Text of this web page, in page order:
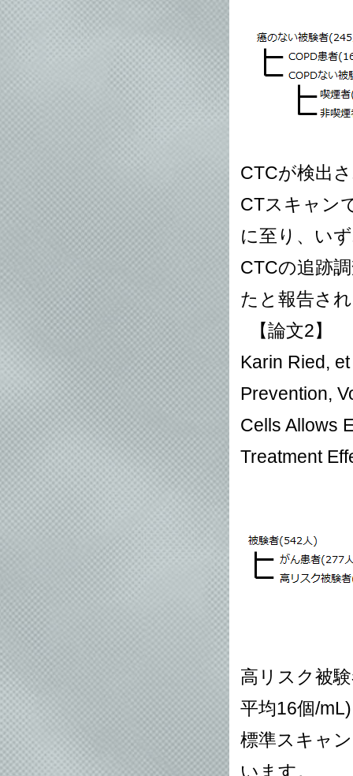
CTCが検出
CTスキャン
に至り、い
CTCの追跡
たと報告さ
【論文2】
Karin Ried,
Prevention,
Cells Allows
Treatment
高リスク被
平均16個/
標準スキャ
います。